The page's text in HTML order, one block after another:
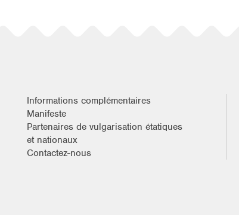
Informations complémentaires
Manifeste
Partenaires de vulgarisation étatiques
et nationaux
Contactez-nous